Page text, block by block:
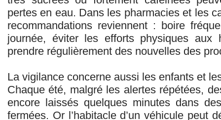
pertes en eau. Dans les pharmacies et les
recommandations reviennent : boire
journée, éviter les efforts physiques aux
prendre régulièrement des nouvelles des
La vigilance concerne aussi les enfants et
Chaque été, malgré les alertes répétées,
encore laissés quelques minutes dans
fermées. Or l’habitacle d’un véhicule peut